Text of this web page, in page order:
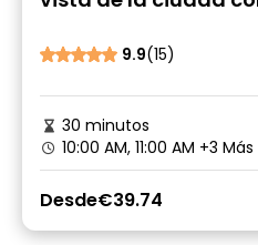
9.9(15)
30 minutos
10:00 AM, 11:00 AM +3 Más
Desde€39.74